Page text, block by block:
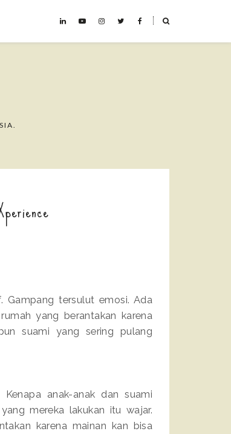
˟
Gampang tersulut emosi. Ada
yang berantakan karena
suami yang sering pulang
anak-anak dan suami
mereka lakukan itu wajar.
karena mainan kan bisa